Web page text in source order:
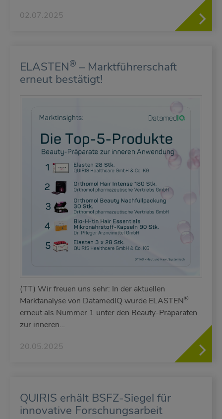
02.07.2025
ELASTEN® – Marktführerschaft
erneut bestätigt!
(TT) Wir freuen uns sehr: In der aktuellen
Marktanalyse von DatamedIQ wurde ELASTEN®
erneut als Nummer 1 unter den Beauty-Präparaten
zur inneren…
20.05.2025
QUIRIS erhält BSFZ-Siegel für
innovative Forschungsarbeit